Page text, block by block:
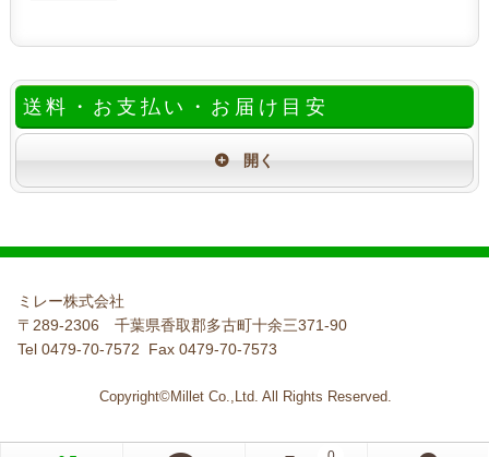
送料・お支払い・お届け目安
ミレー株式会社
〒289-2306 千葉県香取郡多古町十余三371-90
Tel 0479-70-7572 Fax 0479-70-7573
Copyright©Millet Co.,Ltd. All Rights Reserved.